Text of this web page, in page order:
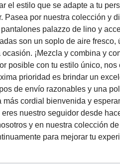
el estilo que se adapte a tu
Pasea por nuestra colección y
palazzo de lino y
son un soplo de aire fresco,
¡Mezcla y combina y
posible con tu estilo único,
prioridad es brindar un
de envío razonables y una
cordial bienvenida y
nuestro seguidor desde
y en nuestra colección
para mejorar tu